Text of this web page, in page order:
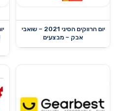
יום הרווקים הסיני 2021 – שואבי
אבק – מבצעים